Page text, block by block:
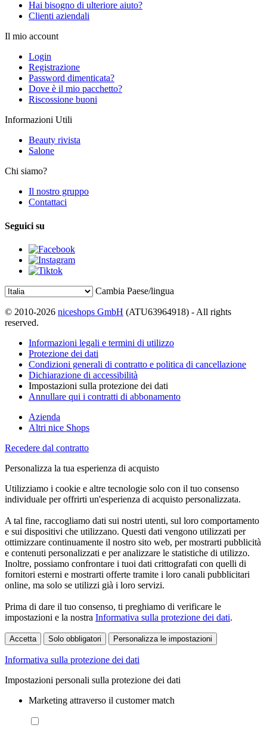
Hai bisogno di ulteriore aiuto?
Clienti aziendali
Il mio account
Login
Registrazione
Password dimenticata?
Dove è il mio pacchetto?
Riscossione buoni
Informazioni Utili
Beauty rivista
Salone
Chi siamo?
Il nostro gruppo
Contattaci
Seguici su
Cambia Paese/lingua
© 2010-2026 niceshops GmbH (ATU63964918) - All rights
reserved.
Informazioni legali e termini di utilizzo
Protezione dei dati
Condizioni generali di contratto e politica di cancellazione
Dichiarazione di accessibilità
Impostazioni sulla protezione dei dati
Annullare qui i contratti di abbonamento
Azienda
Altri nice Shops
Recedere dal contratto
Personalizza la tua esperienza di acquisto
Utilizziamo i cookie e altre tecnologie solo con il tuo consenso
individuale per offrirti un'esperienza di acquisto personalizzata.
A tal fine, raccogliamo dati sui nostri utenti, sul loro comportamento
e sui dispositivi che utilizzano. Questi dati vengono utilizzati per
ottimizzare continuamente il nostro sito web, per mostrarti pubblicità
e contenuti personalizzati e per analizzare le statistiche di utilizzo.
Inoltre, possiamo confrontare i tuoi dati crittografati con quelli di
fornitori esterni e mostrarti offerte tramite i loro canali pubblicitari
online, ma solo se utilizzi già i loro servizi.
Prima di dare il tuo consenso, ti preghiamo di verificare le
impostazioni e la nostra Informativa sulla protezione dei dati.
Accetta Solo obbligatori Personalizza le impostazioni
Informativa sulla protezione dei dati
Impostazioni personali sulla protezione dei dati
Marketing attraverso il customer match